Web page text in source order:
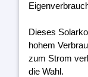
Dieses
hohem
zum Strom
die Wahl.